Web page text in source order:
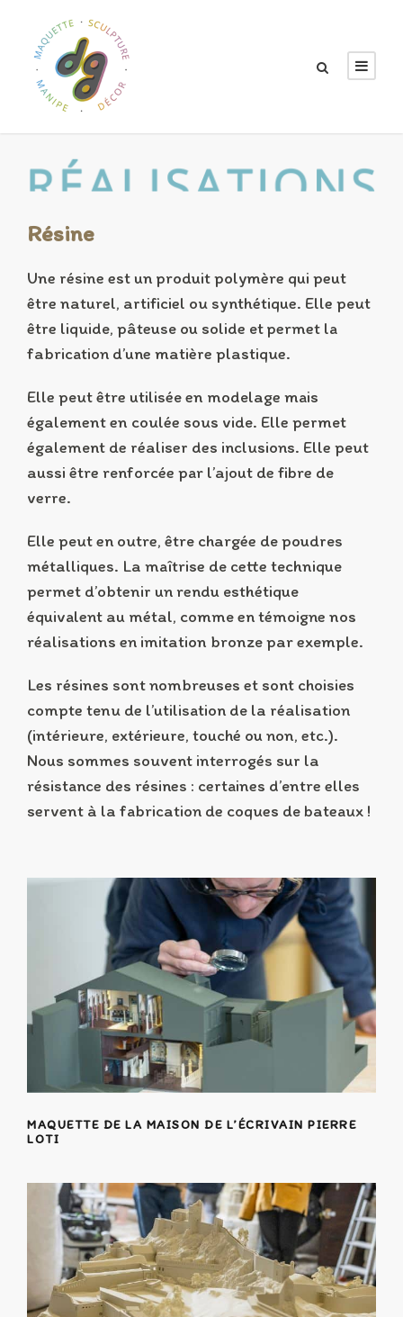
Résine
Une résine est un produit polymère qui peut
être naturel, artificiel ou synthétique. Elle peut
être liquide, pâteuse ou solide et permet la
fabrication d’une matière plastique.
Elle peut être utilisée en modelage mais
également en coulée sous vide. Elle permet
également de réaliser des inclusions. Elle peut
aussi être renforcée par l’ajout de fibre de
verre.
Elle peut en outre, être chargée de poudres
métalliques. La maîtrise de cette technique
permet d’obtenir un rendu esthétique
équivalent au métal, comme en témoigne nos
réalisations en imitation bronze par exemple.
Les résines sont nombreuses et sont choisies
compte tenu de l’utilisation de la réalisation
(intérieure, extérieure, touché ou non, etc.).
Nous sommes souvent interrogés sur la
résistance des résines : certaines d’entre elles
servent à la fabrication de coques de bateaux !
MAQUETTE DE LA MAISON DE L’ÉCRIVAIN PIERRE
LOTI